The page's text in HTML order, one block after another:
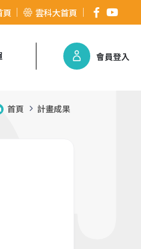
頁 雲科大首頁
會員登入
首頁 計畫成果